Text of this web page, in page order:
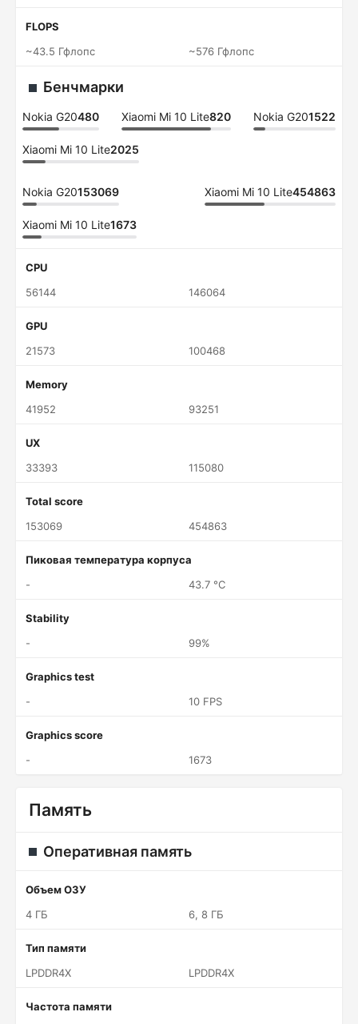
FLOPS
~43.5 Гфлопс
~576 Гфлопс
Бенчмарки
Nokia G20480 Xiaomi Mi 10 Lite820 Nokia G201522
Xiaomi Mi 10 Lite2025
Nokia G20153069 Xiaomi Mi 10 Lite454863
Xiaomi Mi 10 Lite1673
CPU
56144
146064
GPU
21573
100468
Memory
41952
93251
UX
33393
115080
Total score
153069
454863
Пиковая температура корпуса
-
43.7 °C
Stability
-
99%
Graphics test
-
10 FPS
Graphics score
-
1673
Память
Оперативная память
Объем ОЗУ
4 ГБ
6, 8 ГБ
Тип памяти
LPDDR4X
LPDDR4X
Частота памяти